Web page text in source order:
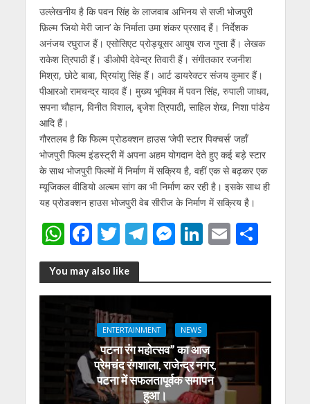
उल्लेखनीय है कि पवन सिंह के लाजवाब अभिनय से सजी भोजपुरी
फ़िल्म ‘जियो मेरी जान’ के निर्माता उमा शंकर प्रसाद हैं। निर्देशक
अनंजय रघुराज हैं। एसोसिएट प्रोड्यूसर आयुष राज गुप्ता हैं। लेखक
राकेश त्रिपाठी हैं। डीओपी देवेन्द्र तिवारी हैं। संगीतकार रजनीश
मिश्रा, छोटे बाबा, प्रियांशु सिंह हैं। आर्ट डायरेक्टर संजय कुमार हैं।
पीआरओ रामचन्द्र यादव हैं। मुख्य भूमिका में पवन सिंह, रुपाली जाधव,
सपना चौहान, विनीत विशाल, बृजेश त्रिपाठी, साहिल शेख, निशा पांडेय
आदि हैं।
गौरतलब है कि फिल्म प्रोडक्शन हाउस ‘जेपी स्टार पिक्चर्स’ जहाँ
भोजपुरी फिल्म इंडस्ट्री में अपना अहम योगदान देते हुए कई बड़े स्टार
के साथ भोजपुरी फिल्मों में निर्माण में सक्रिय है, वहीं एक से बढ़कर एक
म्यूजिकल वीडियो अल्बम सांग का भी निर्माण कर रही है। इसके साथ ही
यह प्रोडक्शन हाउस भोजपुरी वेब सीरीज के निर्माण में सक्रिय है।
W
h
at
s
p
F
ac
e
b
o
o
k
T
w
itt
er
T
e
gr
a
m
M
ss
e
n
g
er
Li
k
e
dI
n
E
ai
l
S
ar
e
You may also like
ENTERTAINMENT NEWS
पटना रंग महोत्सव” का आज
प्रेमचंद रंगशाला, राजेन्द्र नगर,
पटना में सफलतापूर्वक समापन
हुआ।